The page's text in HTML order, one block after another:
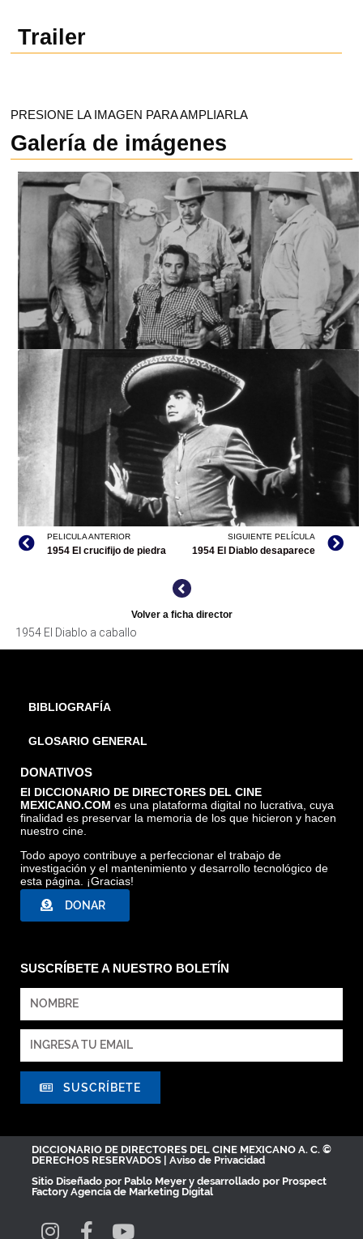
Trailer
PRESIONE LA IMAGEN PARA AMPLIARLA
Galería de imágenes
EL DIABLO A CABALLO, ARCHIVO CINETECA NACIONAL
EL DIABLO A CABALLO, ARCHIVO CINETECA NACIONAL
PELICULA ANTERIOR
1954 El crucifijo de piedra
SIGUIENTE PELÍCULA
1954 El Diablo desaparece
Volver a ficha director
1954 El Diablo a caballo
BIBLIOGRAFÍA
GLOSARIO GENERAL
DONATIVOS
El DICCIONARIO DE DIRECTORES DEL CINE
MEXICANO.COM es una plataforma digital no lucrativa, cuya
finalidad es preservar la memoria de los que hicieron y hacen
nuestro cine.
Todo apoyo contribuye a perfeccionar el trabajo de
investigación y el mantenimiento y desarrollo tecnológico de
esta página. ¡Gracias!
DONAR
SUSCRÍBETE A NUESTRO BOLETÍN
SUSCRÍBETE
DICCIONARIO DE DIRECTORES DEL CINE MEXICANO A. C. ©
DERECHOS RESERVADOS | Aviso de Privacidad
Sitio Diseñado por Pablo Meyer y desarrollado por Prospect
Factory Agencia de Marketing Digital